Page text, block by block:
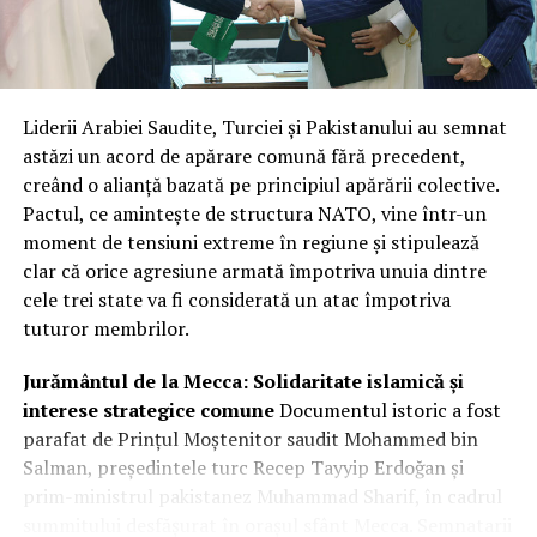
unică. Această structură reflectă nu doar încrederea în
capacitățile tehnice ale companiilor, ci și nevoia urgentă
de a avea fluxuri constante și sigure de date radar la
Integrare hibridă: Datele comerciale
vor completa sistemele clasificate
de recunoaștere
Miza principală a acestui parteneriat este crearea unei
rețele hibride de supraveghere. Prin fuziunea
înaltă rezoluție, agenția își sporește considerabil
capacitatea de recunoaștere și flexibilitatea de reacție.
Radarul cu apertură sintetică este vital deoarece
permite observarea obiectivelor de interes indiferent de
condițiile meteorologice sau de momentul zilei, trecând
Liderii Arabiei Saudite, Turciei și Pakistanului au semnat
astăzi un acord de apărare comună fără precedent,
creând o alianță bazată pe principiul apărării colective.
Pactul, ce amintește de structura NATO, vine într-un
moment de tensiuni extreme în regiune și stipulează
clar că orice agresiune armată împotriva unuia dintre
cele trei state va fi considerată un atac împotriva
tuturor membrilor.
Jurământul de la Mecca: Solidaritate islamică și
interese strategice comuneDocumentul istoric a fost
parafat de Prințul Moștenitor saudit Mohammed bin
Salman, președintele turc Recep Tayyip Erdoğan și
prim-ministrul pakistanez Muhammad Sharif, în cadrul